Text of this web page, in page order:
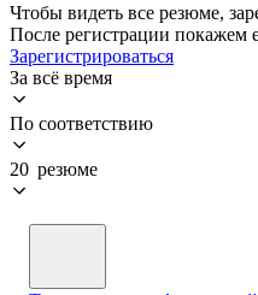
Чтобы видеть все резюме,
После регистрации покажем
Зарегистрироваться
За всё время
По соответствию
20 резюме